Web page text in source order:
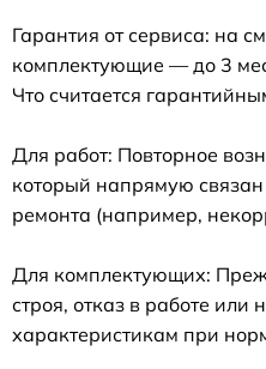
Гарантия от сервиса: на
комплектующие — до 3
Что считается
Для работ: Повторное
который напрямую
ремонта (например,
Для комплектующих:
строя, отказ в работе или
характеристикам при